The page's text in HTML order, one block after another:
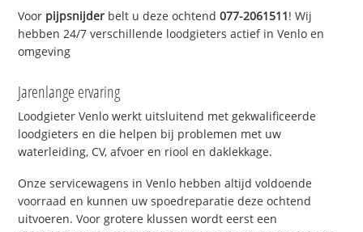
Voor pijpsnijder belt u deze ochtend077-2061511! Wij
hebben 24/7 verschillende loodgieters actief in Venlo en
omgeving
Jarenlange ervaring
Loodgieter Venlo werkt uitsluitend met gekwalificeerde
loodgieters en die helpen bij problemen met uw
waterleiding, CV, afvoer en riool en daklekkage.
Onze servicewagens in Venlo hebben altijd voldoende
voorraad en kunnen uw spoedreparatie deze ochtend
uitvoeren. Voor grotere klussen wordt eerst een